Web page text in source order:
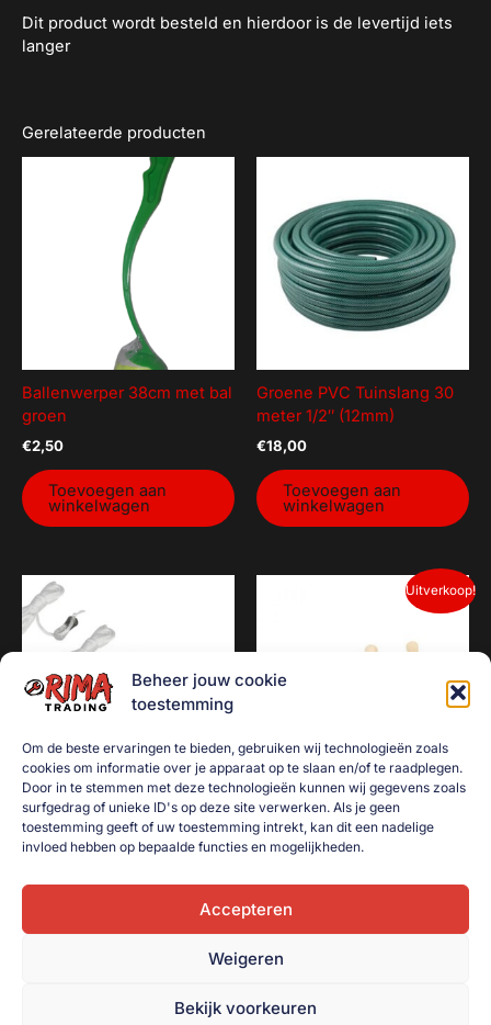
Beheer jouw cookie
toestemming
Om de beste ervaringen te bieden, gebruiken wij technologieën zoals
cookies om informatie over je apparaat op te slaan en/of te raadplegen.
Door in te stemmen met deze technologieën kunnen wij gegevens zoals
surfgedrag of unieke ID's op deze site verwerken. Als je geen
toestemming geeft of uw toestemming intrekt, kan dit een nadelige
invloed hebben op bepaalde functies en mogelijkheden.
Accepteren
Weigeren
Bekijk voorkeuren
Dit product wordt besteld en hierdoor is de levertijd iets
langer
Gerelateerde producten
Ballenwerper 38cm met bal
groen
€2,50
Toevoegen aan
winkelwagen
Groene PVC Tuinslang 30
meter 1/2″ (12mm)
€18,00
Toevoegen aan
winkelwagen
4 scheerlijnen
€2,50
Toevoegen aan
Uitverkoop!
Tuingereedschap set
“Kids” 3-delig
Oorspronkelijke
Toevoegen aan